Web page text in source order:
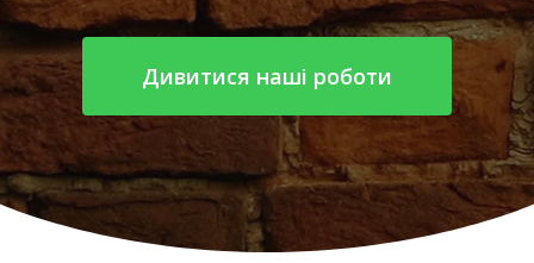
Дивитися наші роботи